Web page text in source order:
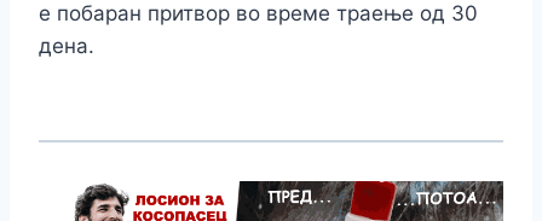
е побаран пpитвop во време траење од 30
дена.